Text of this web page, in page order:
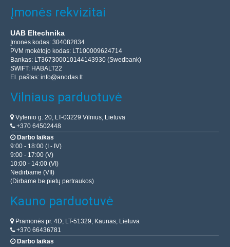
Įmonės rekvizitai
UAB Eltechnika
Įmonės kodas: 304082834
PVM mokėtojo kodas: LT100009624714
Bankas: LT367300010144143930 (Swedbank)
SWIFT: HABALT22
El. paštas: info@anodas.lt
Vilniaus parduotuvė
Vytenio g. 20, LT-03229 Vilnius, Lietuva
+370 64502448
Darbo laikas
9:00 - 18:00 (I - IV)
9:00 - 17:00 (V)
10:00 - 14:00 (VI)
Nedirbame (VII)
(Dirbame be pietų pertraukos)
Kauno parduotuvė
Pramonės pr. 4D, LT-51329, Kaunas, Lietuva
+370 66436781
Darbo laikas